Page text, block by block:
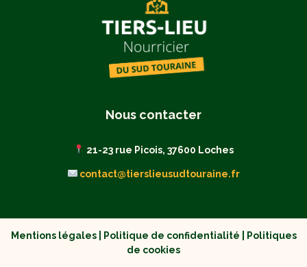
Nous contacter
21-23 rue Picois, 37600 Loches
contact@tierslieusudtouraine.fr
Mentions légales| Politique de confidentialité
Politiques
de cookies